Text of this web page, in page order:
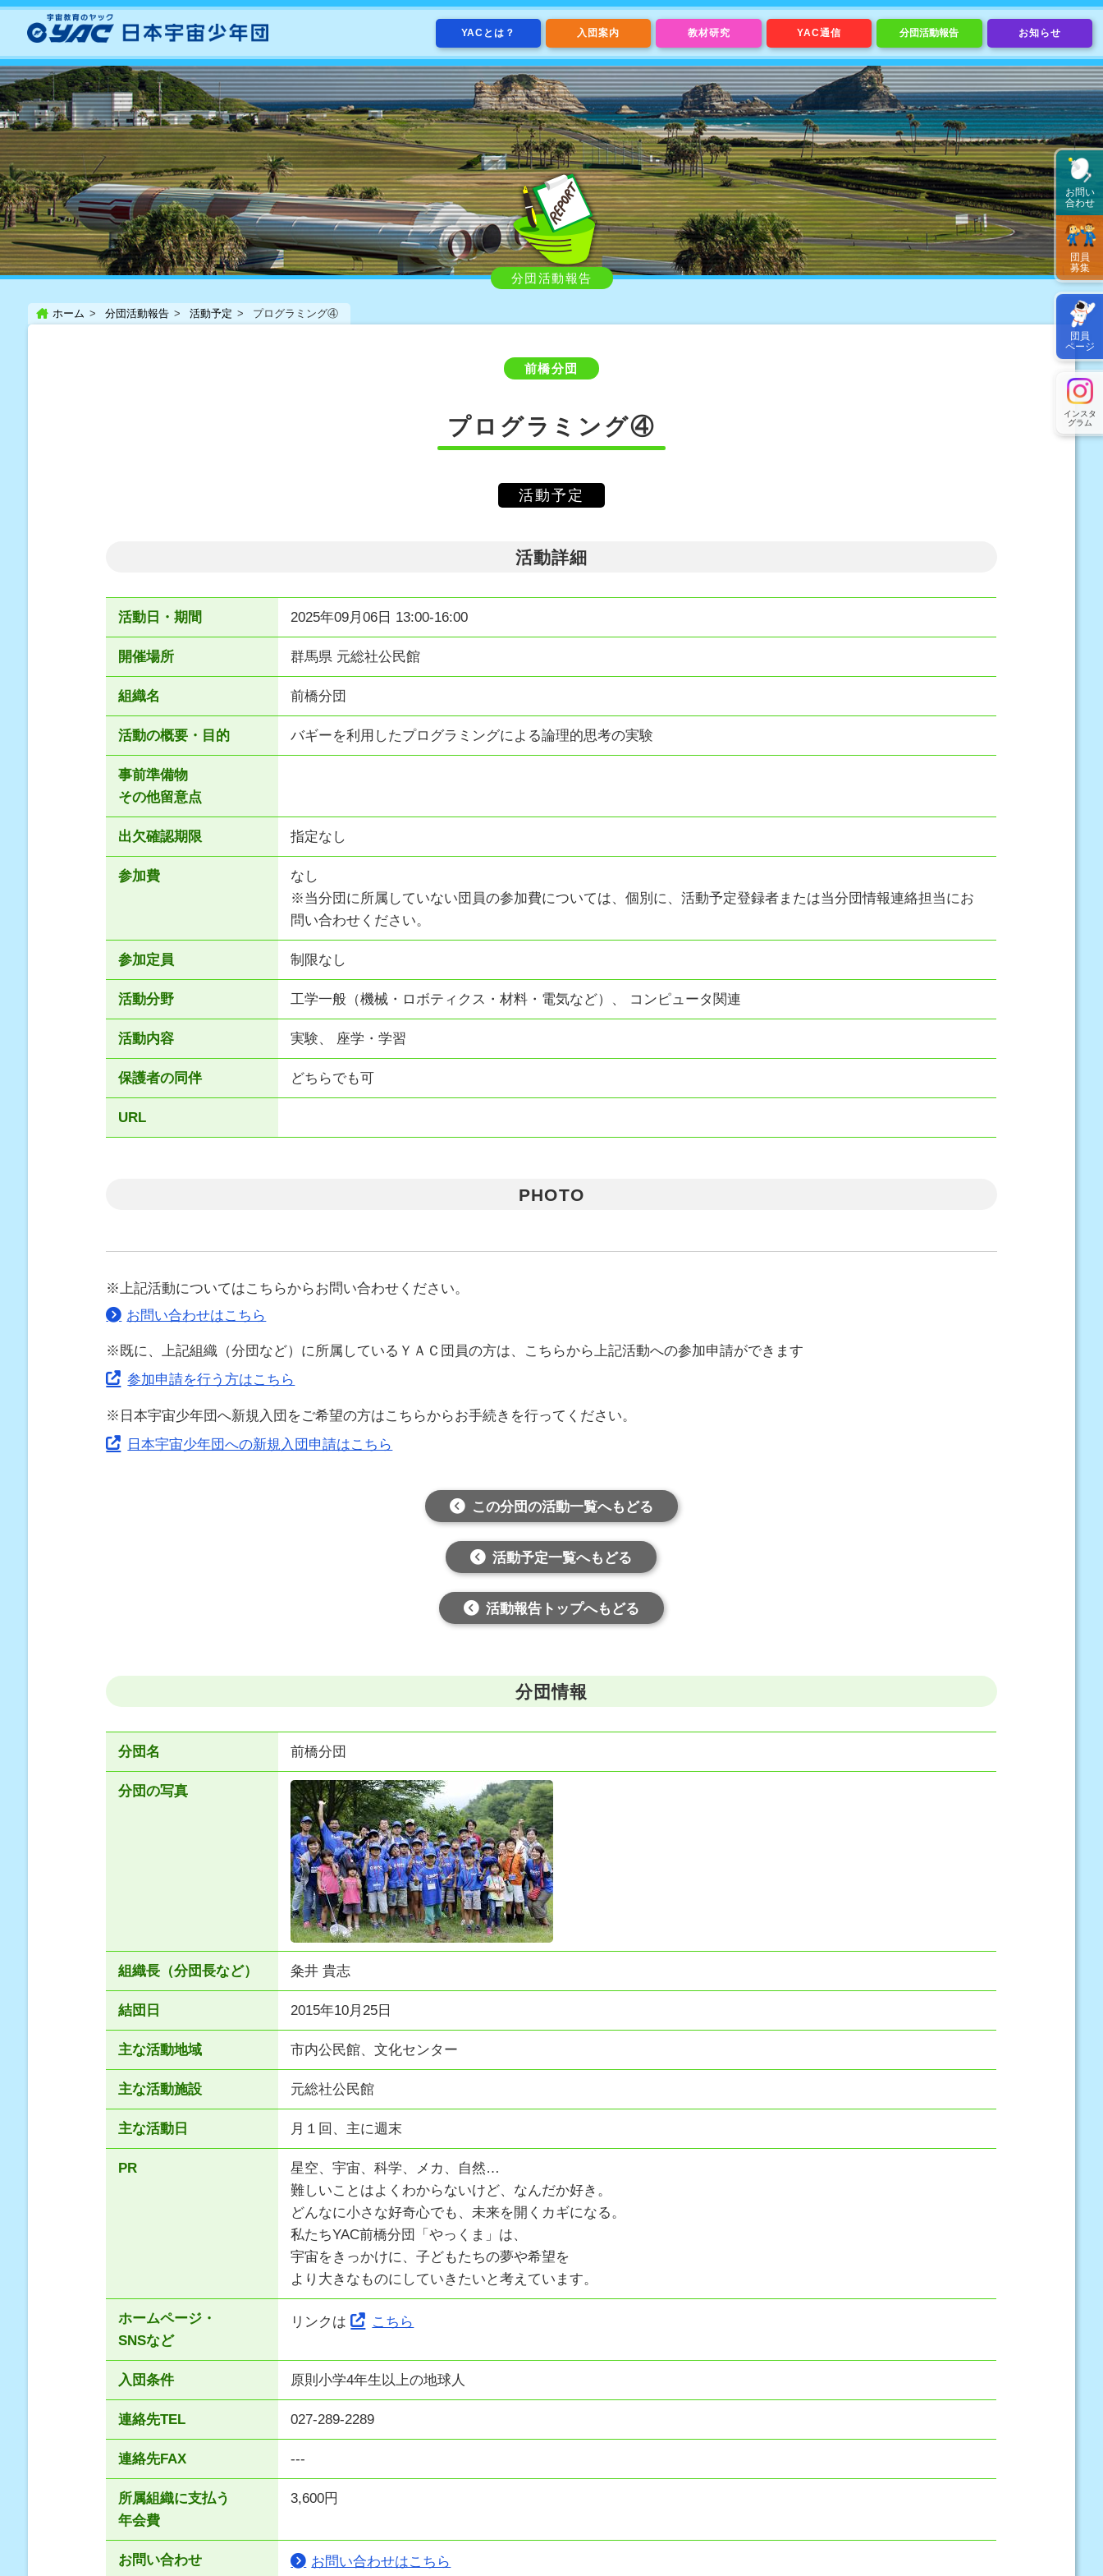
YACとは？ 入団案内 教材研究 YAC通信 分団活動報告 お知らせ
お問い
合わせ
団員
募集
団員
ページ
インスタ
グラム
分団活動報告
ホーム 分団活動報告 活動予定 プログラミング④
前橋分団
プログラミング④
活動予定
活動詳細
活動日・期間 2025年09月06日 13:00-16:00
開催場所 群馬県 元総社公民館
組織名 前橋分団
活動の概要・目的 バギーを利用したプログラミングによる論理的思考の実験
事前準備物
その他留意点
出欠確認期限 指定なし
参加費
なし
※当分団に所属していない団員の参加費については、個別に、活動予定登録者または当分団情報連絡担当にお
問い合わせください。
参加定員 制限なし
活動分野 工学一般（機械・ロボティクス・材料・電気など）、 コンピュータ関連
活動内容 実験、 座学・学習
保護者の同伴 どちらでも可
URL
PHOTO
※上記活動についてはこちらからお問い合わせください。
お問い合わせはこちら
※既に、上記組織（分団など）に所属しているＹＡＣ団員の方は、こちらから上記活動への参加申請ができます
参加申請を行う方はこちら
※日本宇宙少年団へ新規入団をご希望の方はこちらからお手続きを行ってください。
日本宇宙少年団への新規入団申請はこちら
この分団の活動一覧へもどる
活動予定一覧へもどる
活動報告トップへもどる
分団情報
分団名 前橋分団
分団の写真
組織長（分団長など） 粂井 貴志
結団日 2015年10月25日
主な活動地域 市内公民館、文化センター
主な活動施設 元総社公民館
主な活動日 月１回、主に週末
PR
星空、宇宙、科学、メカ、自然…
難しいことはよくわからないけど、なんだか好き。
どんなに小さな好奇心でも、未来を開くカギになる。
私たちYAC前橋分団「やっくま」は、
宇宙をきっかけに、子どもたちの夢や希望を
より大きなものにしていきたいと考えています。
ホームページ・
SNSなど
リンクは こちら
入団条件 原則小学4年生以上の地球人
連絡先TEL 027-289-2289
連絡先FAX ---
所属組織に支払う
年会費
3,600円
お問い合わせ お問い合わせはこちら